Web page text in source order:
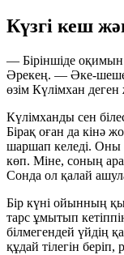
Күзгі кеш
— Біріншіде
Әрекең. — Әке-
өзім Күлімхан
Күлімханды сен
Бірақ оған да кінә
шаршап келеді. Оны
көп. Міне, соның
Сонда ол қалай
Бір күні ойынның
тарс ұмытып
білмегендей үйдің
құдай тілегін